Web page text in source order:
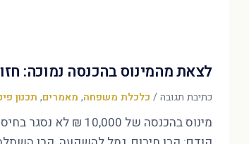
לצאת מהמינוס בהכנסה נמוכה:
כתיבת תגובה/ כלכלת משפחה, מאמרים, תכנון